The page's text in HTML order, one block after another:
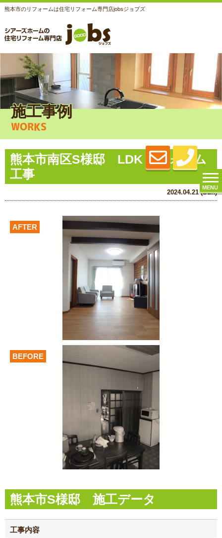
熊本市のリフォームは住宅リフォーム専門店jobsジョブズ
MENU
施工事例
WORKS
熊本市南区S様邸 LDKリフォーム
工事
2024.04.21 (Sun)
AFTER
BEFORE
熊本市S様邸 施工データ
工事内容